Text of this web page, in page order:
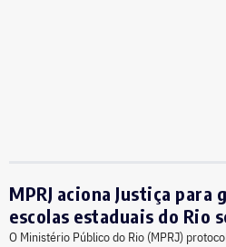
MPRJ aciona Justiça para
escolas estaduais do Rio
O Ministério Público do Rio (MPRJ)